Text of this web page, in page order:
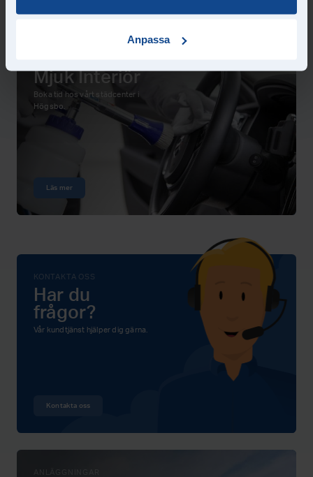
Anpassa
Mjuk Interiör
Boka tid hos vårt städcenter i
Högsbo.
Läs mer
KONTAKTA OSS
Har du
frågor?
Vår kundtjänst hjälper dig gärna.
Kontakta oss